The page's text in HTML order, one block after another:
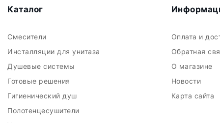
Каталог
Смесители
Инсталляции для унитаза
Душевые системы
Готовые решения
Гигиенический душ
Полотенцесушители
Оплата и
Обратная
О магазине
Новости
Карта сайта